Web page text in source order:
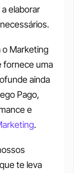
elaborar
o Marketing
fornece uma
ainda
Pago,
e
.
te leva